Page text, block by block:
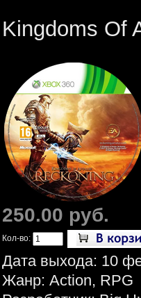
Kingdoms Of
250.00 руб.
Кол-во:
Дата выхода: 10
Жанр: Action, RPG